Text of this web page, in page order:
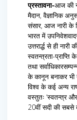
प्रस्तावना-आज की
मैदान, वैज्ञानिक
संसार, आज नारी के
भारत में
उत्तरार्द्ध से ही
स्वतन्त्रता-प्राप्ति
तथा
के कानून बनाकर भी
विश्व के कई अन्य
वस्तुतः ‘स्वतन्त्र
20वीं सदी की सबसे